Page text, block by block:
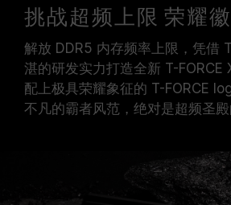
挑战超频上限 荣耀
解放 DDR5 内存频率上限，凭借
湛的研发实力打造全新 T-FORCE
配上极具荣耀象征的 T-FORCE
不凡的霸者风范，绝对是超频圣殿